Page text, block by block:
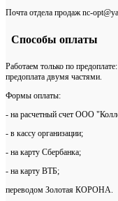
Почта отдела продаж nc-
Способы оплаты
Работаем только по
предоплата двумя частями.
Формы оплаты:
- на расчетный счет ООО
- в кассу организации;
- на карту Сбербанка;
- на карту ВТБ;
переводом Золотая КОРОНА.